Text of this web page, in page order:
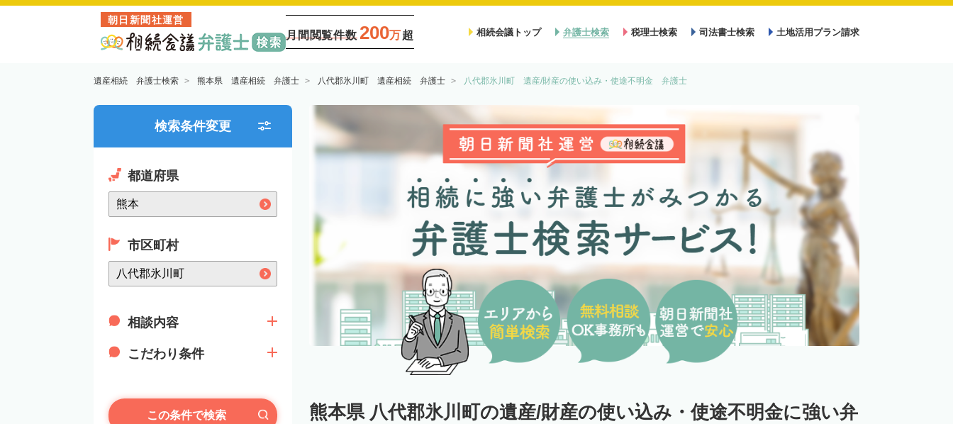
朝日新聞社運営
月間閲覧件数 200万超 相続会議トップ 弁護士検索 税理士検索 司法書士検索 土地活用プラン請求
遺産相続 弁護士検索 熊本県 遺産相続 弁護士 八代郡氷川町 遺産相続 弁護士 八代郡氷川町 遺産/財産の使い込み・使途不明金 弁護士
検索条件変更
都道府県
市区町村
相談内容
こだわり条件
この条件で検索
熊本県 八代郡氷川町の遺産/財産の使い込み・使途不明金に強い弁